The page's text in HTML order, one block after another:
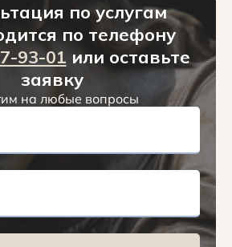
по услугам
по телефону
93-01 или оставьте
заявку
на любые вопросы